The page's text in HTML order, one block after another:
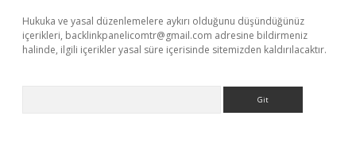
Hukuka ve yasal düzenlemelere aykırı olduğunu düşündüğünüz
içerikleri, backlinkpanelicomtr@gmail.com adresine bildirmeniz
halinde, ilgili içerikler yasal süre içerisinde sitemizden kaldırılacaktır.